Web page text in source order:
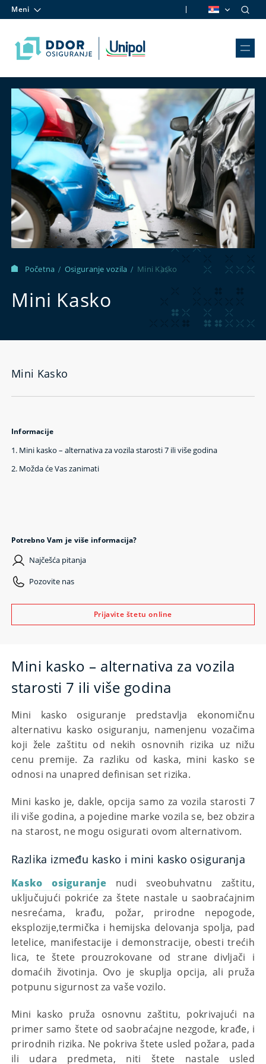
Skip to content
Meni
Početna / Osiguranje vozila / Mini Kasko
Mini Kasko
Mini Kasko
Informacije
1. Mini kasko – alternativa za vozila starosti 7 ili više godina
2. Možda će Vas zanimati
Potrebno Vam je više informacija?
Najčešća pitanja
Pozovite nas
Prijavite štetu online
Mini kasko – alternativa za vozila
starosti 7 ili više godina
Mini kasko osiguranje predstavlja ekonomičnu
alternativu kasko osiguranju, namenjenu vozačima
koji žele zaštitu od nekih osnovnih rizika uz nižu
cenu premije. Za razliku od kaska, mini kasko se
odnosi na unapred definisan set rizika.
Mini kasko je, dakle, opcija samo za vozila starosti 7
ili više godina, a pojedine marke vozila se, bez obzira
na starost, ne mogu osigurati ovom alternativom.
Razlika između kasko i mini kasko osiguranja
Kasko osiguranje nudi sveobuhvatnu zaštitu,
uključujući pokriće za štete nastale u saobraćajnim
nesrećama, krađu, požar, prirodne nepogode,
eksplozije,termička i hemijska delovanja spolja, pad
letelice, manifestacije i demonstracije, obesti trećih
lica, te štete prouzrokovane od strane divljači i
domaćih životinja. Ovo je skuplja opcija, ali pruža
potpunu sigurnost za vaše vozilo.
Mini kasko pruža osnovnu zaštitu, pokrivajući na
primer samo štete od saobraćajne nezgode, krađe, i
prirodnih rizika. Ne pokriva štete usled požara, pada
ili udara predmeta, niti štete nastale usled